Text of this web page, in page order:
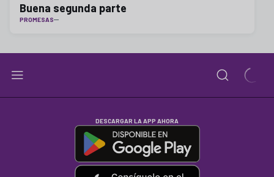
Buena segunda parte
PROMESAS
DESCARGAR LA APP AHORA